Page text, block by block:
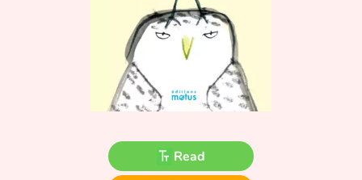
Tales and classics in french
Fable, myth, literature and poetry
Princesses and princes, kings, queens and dragons
Heroines and Heroes
Read